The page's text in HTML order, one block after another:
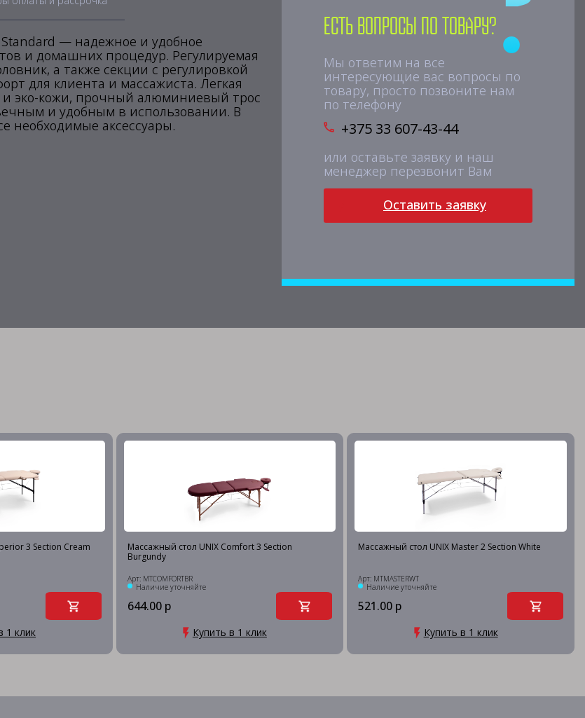
— надежное и удобное
и домашних процедур. Регулируемая
а также секции с регулировкой
для клиента и массажиста. Легкая
и эко-кожи, прочный алюминиевый трос
и удобным в использовании. В
необходимые аксессуары.
Есть вопросы по товару?
Мы ответим на все
интересующие вас вопросы по
товару, просто позвоните нам
по телефону
+375 33 607-43-44
или оставьте заявку и наш
менеджер перезвонит Вам
Оставить заявку
3 Section Cream
1 клик
Массажный стол UNIX Comfort 3 Section
Burgundy
Арт: MTCOMFORTBR
Наличие уточняйте
644.00 р
Купить в 1 клик
Массажный стол UNIX Master 2 Section White
Арт: MTMASTERWT
Наличие уточняйте
521.00 р
Купить в 1 клик